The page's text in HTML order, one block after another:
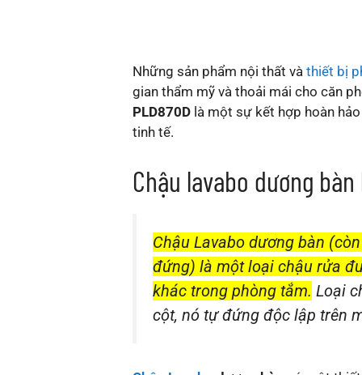
Những sản phẩm nội thất vàthiết bị
gian thẩm mỹ và thoải mái cho căn
PLD870D là một sự kết hợp hoàn
tinh tế.
Chậu lavabo dương bàn
Chậu Lavabo dương bàn
đứng) là một loại chậu rửa
khác trong phòng tắm. Loại
cột, nó tự đứng độc lập trên